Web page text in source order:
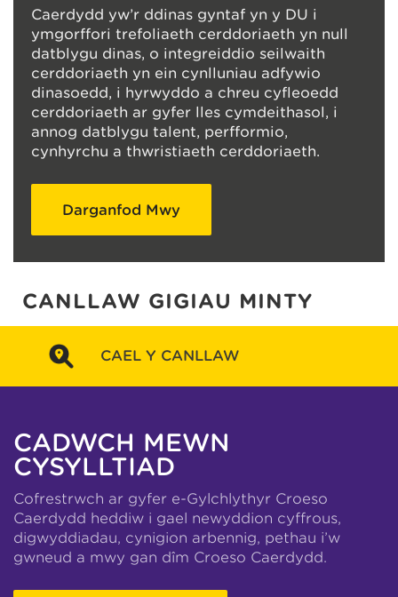
Caerdydd yw’r ddinas gyntaf yn y DU i
ymgorffori trefoliaeth cerddoriaeth yn null
datblygu dinas, o integreiddio seilwaith
cerddoriaeth yn ein cynlluniau adfywio
dinasoedd, i hyrwyddo a chreu cyfleoedd
cerddoriaeth ar gyfer lles cymdeithasol, i
annog datblygu talent, perfformio,
cynhyrchu a thwristiaeth cerddoriaeth.
Darganfod Mwy
CANLLAW GIGIAU MINTY
CAEL Y CANLLAW
CADWCH MEWN
CYSYLLTIAD
Cofrestrwch ar gyfer e-Gylchlythyr Croeso
Caerdydd heddiw i gael newyddion cyffrous,
digwyddiadau, cynigion arbennig, pethau i’w
gwneud a mwy gan dîm Croeso Caerdydd.